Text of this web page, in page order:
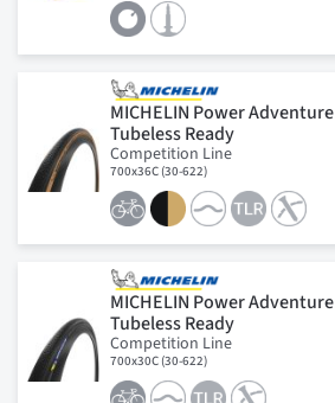
MICHELIN Power Adventure
Tubeless Ready
Competition Line
700x36C (30-622)
MICHELIN Power Adventure
Tubeless Ready
Competition Line
700x30C (30-622)